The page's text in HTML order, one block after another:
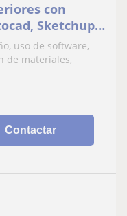
con
Sketchup
uso de software,
de materiales,
Contactar